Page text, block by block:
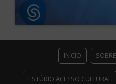
INÍCIO SOBRE
ESTÚDIO ACESSO CULTURAL